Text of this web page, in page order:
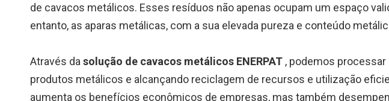
de cavacos metálicos. Esses resíduos não apenas ocupam um espaço
entanto, as aparas metálicas, com a sua elevada pureza e conteúdo
Através da solução de cavacos metálicos ENERPAT , podemos
produtos metálicos e alcançando reciclagem de recursos e utilização
aumenta os benefícios econômicos de empresas, mas também